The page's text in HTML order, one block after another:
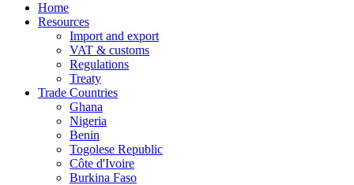
Home
Resources
Import and export
VAT & customs
Regulations
Treaty
Trade Countries
Ghana
Nigeria
Benin
Togolese Republic
Côte d'Ivoire
Burkina Faso